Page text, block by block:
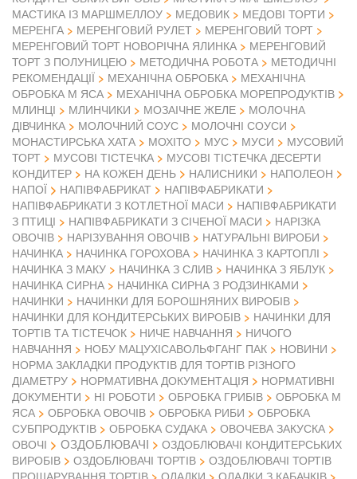
МАСТИКА ІЗ МАРШМЕЛЛОУ
МЕДОВИК
МЕДОВІ ТОРТИ
МЕРЕНГА
МЕРЕНГОВИЙ РУЛЕТ
МЕРЕНГОВИЙ ТОРТ
МЕРЕНГОВИЙ ТОРТ НОВОРІЧНА ЯЛИНКА
МЕРЕНГОВИЙ
ТОРТ З ПОЛУНИЦЕЮ
МЕТОДИЧНА РОБОТА
МЕТОДИЧНІ
РЕКОМЕНДАЦІЇ
МЕХАНІЧНА ОБРОБКА
МЕХАНІЧНА
ОБРОБКА М ЯСА
МЕХАНІЧНА ОБРОБКА МОРЕПРОДУКТІВ
МЛИНЦІ
МЛИНЧИКИ МОЗАІЧНЕ ЖЕЛЕ
МОЛОЧНА
ДІВЧИНКА
МОЛОЧНИЙ СОУС
МОЛОЧНІ СОУСИ
МОНАСТИРСЬКА ХАТА
МОХІТО МУС МУСИ
МУСОВИЙ
ТОРТ
МУСОВІ ТІСТЕЧКА
МУСОВІ ТІСТЕЧКА ДЕСЕРТИ
КОНДИТЕР
НА КОЖЕН ДЕНЬ НАЛИСНИКИ
НАПОЛЕОН
НАПОЇ
НАПІВФАБРИКАТ
НАПІВФАБРИКАТИ
НАПІВФАБРИКАТИ З КОТЛЕТНОЇ МАСИ
НАПІВФАБРИКАТИ
З ПТИЦІ
НАПІВФАБРИКАТИ З СІЧЕНОЇ МАСИ
НАРІЗКА
ОВОЧІВ
НАРІЗУВАННЯ ОВОЧІВ
НАТУРАЛЬНІ ВИРОБИ
НАЧИНКА
НАЧИНКА ГОРОХОВА
НАЧИНКА З КАРТОПЛІ
НАЧИНКА З МАКУ
НАЧИНКА З СЛИВ
НАЧИНКА З ЯБЛУК
НАЧИНКА СИРНА
НАЧИНКА СИРНА З РОДЗИНКАМИ
НАЧИНКИ
НАЧИНКИ ДЛЯ БОРОШНЯНИХ ВИРОБІВ
НАЧИНКИ ДЛЯ КОНДИТЕРСЬКИХ ВИРОБІВ
НАЧИНКИ ДЛЯ
ТОРТІВ ТА ТІСТЕЧОК
НИЧЕ НАВЧАННЯ
НИЧОГО
НАВЧАННЯ
НОБУ МАЦУХІСАВОЛЬФГАНГ ПАК
НОВИНИ
НОРМА ЗАКЛАДКИ ПРОДУКТІВ ДЛЯ ТОРТІВ РІЗНОГО
ДІАМЕТРУ
НОРМАТИВНА ДОКУМЕНТАЦІЯ
НОРМАТИВНІ
ДОКУМЕНТИ
НІ РОБОТИ ОБРОБКА ГРИБІВ
ОБРОБКА М
ЯСА
ОБРОБКА ОВОЧІВ ОБРОБКА РИБИ
ОБРОБКА
СУБПРОДУКТІВ
ОБРОБКА СУДАКА
ОВОЧЕВА ЗАКУСКА
ОВОЧІ
ОЗДОБЛЮВАЧІ
ОЗДОБЛЮВАЧІ КОНДИТЕРСЬКИХ
ВИРОБІВ
ОЗДОБЛЮВАЧІ ТОРТІВ
ОЗДОБЛЮВАЧІ ТОРТІВ